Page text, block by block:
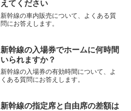
えてください
新幹線の車内販売について、よくある質
問にお答えします。
新幹線の入場券でホームに何時間
いられますか？
新幹線の入場券の有効時間について、よ
くある質問にお答えします。
新幹線の指定席と自由席の差額は